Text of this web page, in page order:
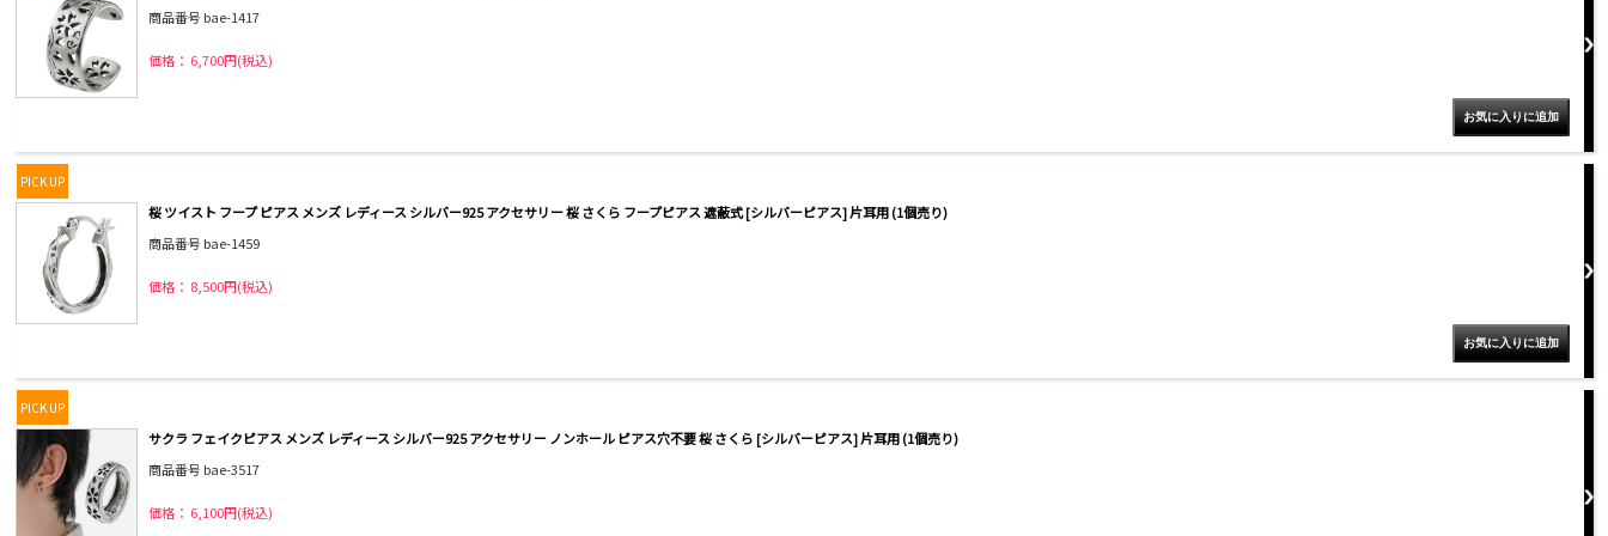
商品番号 bae-1417
価格： 6,700円(税込)
PICK UP
桜 ツイスト フープ ピアス メンズ レディース シルバー925 アクセサリー 桜 さくら フープピアス 遮蔽式 [シルバーピアス] 片耳用 (1個売り)
商品番号 bae-1459
価格： 8,500円(税込)
PICK UP
サクラ フェイクピアス メンズ レディース シルバー925 アクセサリー ノンホール ピアス穴不要 桜 さくら [シルバーピアス] 片耳用 (1個売り)
商品番号 bae-3517
価格： 6,100円(税込)